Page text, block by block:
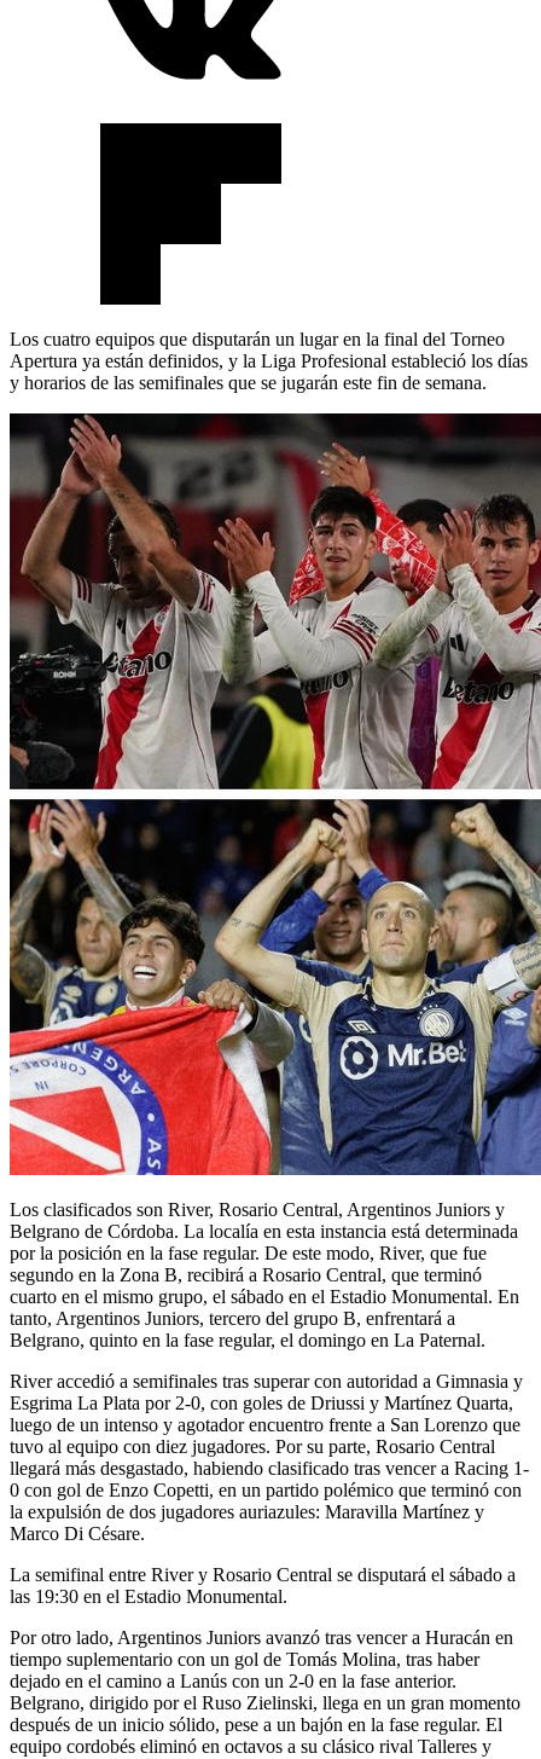
Los cuatro equipos que disputarán un lugar en la final del Torneo
Apertura ya están definidos, y la Liga Profesional estableció los días
y horarios de las semifinales que se jugarán este fin de semana.
Los clasificados son River, Rosario Central, Argentinos Juniors y
Belgrano de Córdoba. La localía en esta instancia está determinada
por la posición en la fase regular. De este modo, River, que fue
segundo en la Zona B, recibirá a Rosario Central, que terminó
cuarto en el mismo grupo, el sábado en el Estadio Monumental. En
tanto, Argentinos Juniors, tercero del grupo B, enfrentará a
Belgrano, quinto en la fase regular, el domingo en La Paternal.
River accedió a semifinales tras superar con autoridad a Gimnasia y
Esgrima La Plata por 2-0, con goles de Driussi y Martínez Quarta,
luego de un intenso y agotador encuentro frente a San Lorenzo que
tuvo al equipo con diez jugadores. Por su parte, Rosario Central
llegará más desgastado, habiendo clasificado tras vencer a Racing 1-
0 con gol de Enzo Copetti, en un partido polémico que terminó con
la expulsión de dos jugadores auriazules: Maravilla Martínez y
Marco Di Césare.
La semifinal entre River y Rosario Central se disputará el sábado a
las 19:30 en el Estadio Monumental.
Por otro lado, Argentinos Juniors avanzó tras vencer a Huracán en
tiempo suplementario con un gol de Tomás Molina, tras haber
dejado en el camino a Lanús con un 2-0 en la fase anterior.
Belgrano, dirigido por el Ruso Zielinski, llega en un gran momento
después de un inicio sólido, pese a un bajón en la fase regular. El
equipo cordobés eliminó en octavos a su clásico rival Talleres y